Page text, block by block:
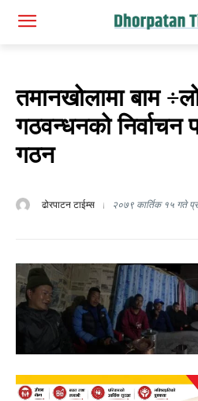
तमानखोलामा बाम
गठवन्धनको निर्वाचन
गठन
ढोरपाटन टाईम्स २०७९ कार्तिक १५ गते